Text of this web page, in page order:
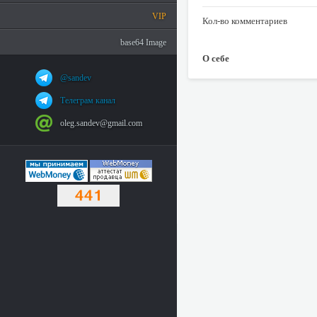
Кол-во комментариев
О себе
VIP
base64 Image
@sandev
Телеграм канал
oleg.sandev@gmail.com